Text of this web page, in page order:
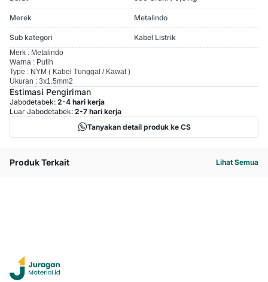
Merek Metalindo
Sub kategori Kabel Listrik
Merk : Metalindo
Warna : Putih
Type : NYM ( Kabel Tunggal / Kawat )
Ukuran : 3x1.5mm2
Estimasi Pengiriman
Jabodetabek: 2-4 hari kerja
Luar Jabodetabek: 2-7 hari kerja
Tanyakan detail produk ke CS
Produk Terkait Lihat Semua